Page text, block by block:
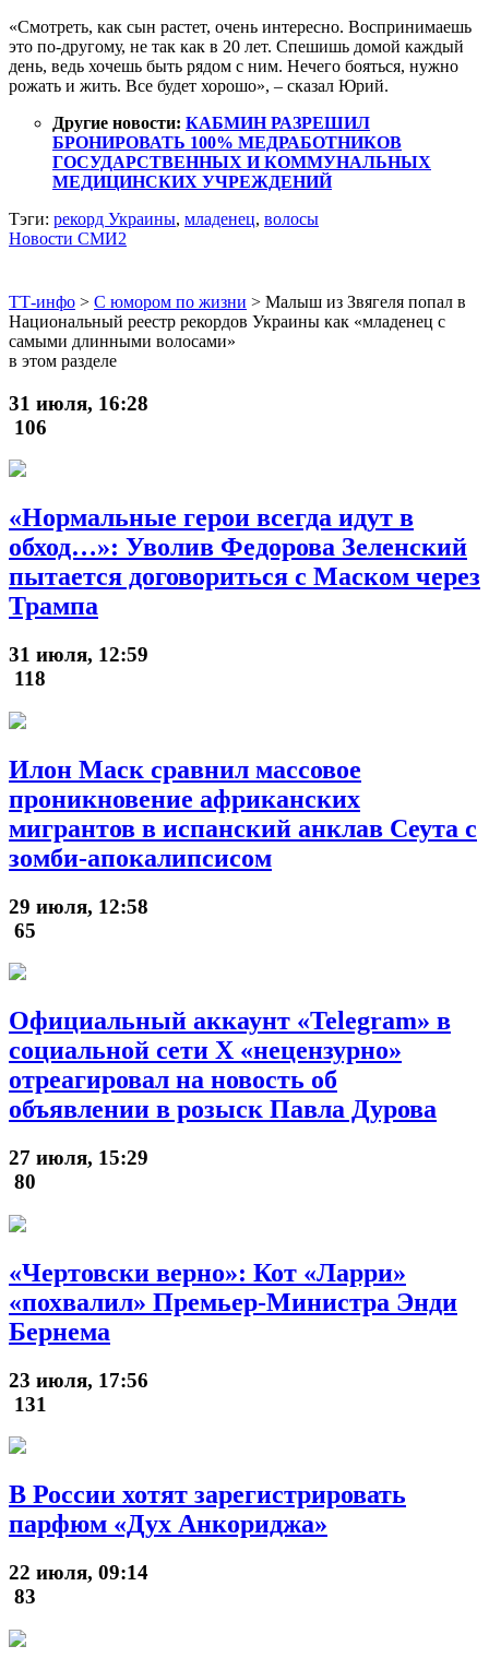
«Смотреть, как сын растет, очень интересно. Воспринимаешь
это по-другому, не так как в 20 лет. Спешишь домой каждый
день, ведь хочешь быть рядом с ним. Нечего бояться, нужно
рожать и жить. Все будет хорошо», – сказал Юрий.
Другие новости: КАБМИН РАЗРЕШИЛ
БРОНИРОВАТЬ 100% МЕДРАБОТНИКОВ
ГОСУДАРСТВЕННЫХ И КОММУНАЛЬНЫХ
МЕДИЦИНСКИХ УЧРЕЖДЕНИЙ
Тэги: рекорд Украины, младенец, волосы
Новости СМИ2
ТТ-инфо > С юмором по жизни > Малыш из Звягеля попал в
Национальный реестр рекордов Украины как «младенец с
самыми длинными волосами»
в этом разделе
31 июля, 16:28
106
«Нормальные герои всегда идут в
обход…»: Уволив Федорова Зеленский
пытается договориться с Маском через
Трампа
31 июля, 12:59
118
Илон Маск сравнил массовое
проникновение африканских
мигрантов в испанский анклав Сеута с
зомби-апокалипсисом
29 июля, 12:58
65
Официальный аккаунт «Telegram» в
социальной сети X «нецензурно»
отреагировал на новость об
объявлении в розыск Павла Дурова
27 июля, 15:29
80
«Чертовски верно»: Кот «Ларри»
«похвалил» Премьер-Министра Энди
Бернема
23 июля, 17:56
131
В России хотят зарегистрировать
парфюм «Дух Анкориджа»
22 июля, 09:14
83